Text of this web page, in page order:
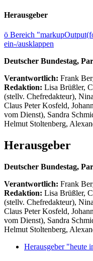
Herausgeber
ö Bereich
ein-/ausklappen
Deutscher Bundestag,
Verantwortlich: Frank
Redaktion: Lisa Brüßler,
(stellv. Chefredakteur),
Claus Peter Kosfeld,
vom Dienst), Sandra
Helmut Stoltenberg,
Herausgeber
Deutscher Bundestag,
Verantwortlich: Frank
Redaktion: Lisa Brüßler,
(stellv. Chefredakteur),
Claus Peter Kosfeld,
vom Dienst), Sandra
Helmut Stoltenberg,
Herausgeber "heute